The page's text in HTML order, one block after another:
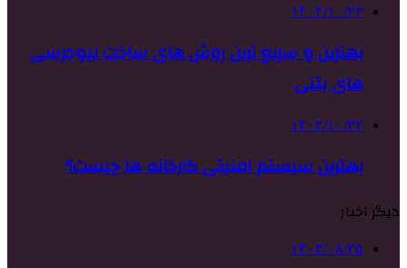
۱۴۰۲/۱۰/۲۳
بهترین و سریع ترین روش های ساخت نیوجرسی
های بتنی
۱۴۰۲/۱۰/۲۲
بهترین سیستم امنیتی کارخانه ها چیست؟
دیگر اخبار
۱۴۰۳/۰۸/۲۵